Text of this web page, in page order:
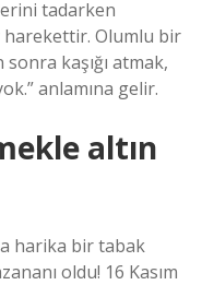
tadarken
Olumlu bir
sonra kaşığı atmak,
anlamına gelir.
altın
harika bir tabak
oldu! 16 Kasım